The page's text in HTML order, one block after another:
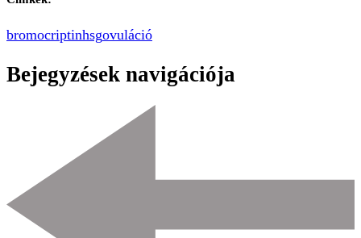
bromocriptinhsgovuláció
Bejegyzések navigációja